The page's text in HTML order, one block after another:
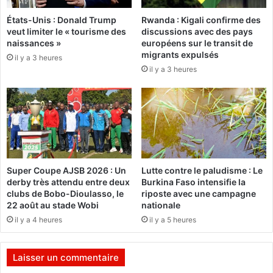
d
e
s
t
e
o
r
i
s
t
e
s
e
t
e
n
e
l
e
3
0
s
d
e
v
i
e
e
t
c
l
b
r
États-Unis : Donald Trump
veut limiter le « tourisme des
naissances »
il y a 3 heures
Rwanda : Kigali confirme des
discussions avec des pays
européens sur le transit de
migrants expulsés
il y a 3 heures
Super Coupe AJSB 2026 : Un
derby très attendu entre deux
clubs de Bobo-Dioulasso, le
22 août au stade Wobi
il y a 4 heures
Lutte contre le paludisme : Le
Burkina Faso intensifie la
riposte avec une campagne
nationale
il y a 5 heures
Laisser un commentaire